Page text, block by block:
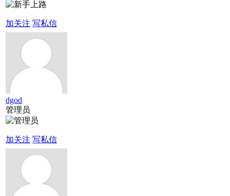
加关注 写私信
dgod
管理员
加关注 写私信